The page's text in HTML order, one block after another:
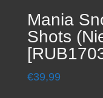
Mania
Shots
€39,99